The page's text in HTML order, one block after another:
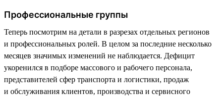
Профессиональные группы
Теперь посмотрим на детали в разрезах отдельных регионов
и профессиональных ролей. В целом за последние несколько
месяцев значимых изменений не наблюдается. Дефицит
укоренился в подборе массового и рабочего персонала,
представителей сфер транспорта и логистики, продаж
и обслуживания клиентов, производства и сервисного